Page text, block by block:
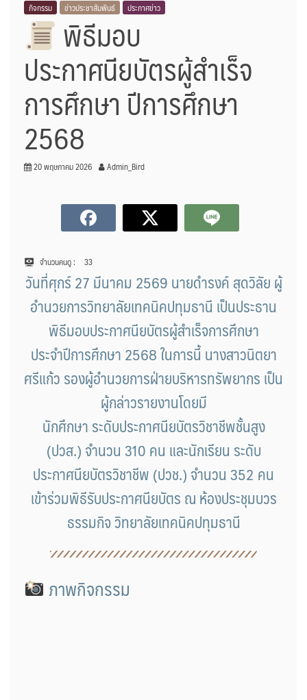
กิจกรรม ข่าวประชาสัมพันธ์ ประกาศข่าว
พิธีมอบ
ประกาศนียบัตรผู้สำเร็จ
การศึกษา ปีการศึกษา
2568
20 พฤษภาคม 2026 Admin_Bird
จำนวนคนดู : 33
วันที่ศุกร์ 27 มีนาคม 2569 นายดำรงค์ สุดวิลัย ผู้
อำนวยการวิทยาลัยเทคนิคปทุมธานี เป็นประธาน
พิธีมอบประกาศนียบัตรผู้สำเร็จการศึกษา
ประจำปีการศึกษา 2568 ในการนี้ นางสาวนิตยา
ศรีแก้ว รองผู้อำนวยการฝ่ายบริหารทรัพยากร เป็น
ผู้กล่าวรายงานโดยมี
นักศึกษา ระดับประกาศนียบัตรวิชาชีพชั้นสูง
(ปวส.) จำนวน 310 คน และนักเรียน ระดับ
ประกาศนียบัตรวิชาชีพ (ปวช.) จำนวน 352 คน
เข้าร่วมพิธีรับประกาศนียบัตร ณ ห้องประชุมบวร
ธรรมกิจ วิทยาลัยเทคนิคปทุมธานี
ภาพกิจกรรม